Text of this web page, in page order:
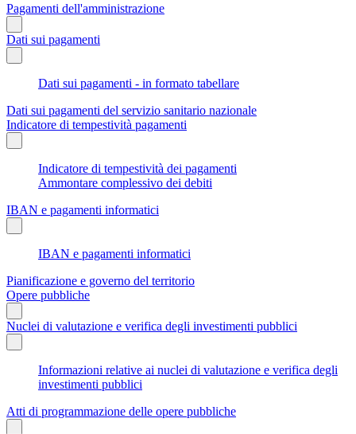
Pagamenti dell'amministrazione
Dati sui pagamenti
Dati sui pagamenti - in formato tabellare
Dati sui pagamenti del servizio sanitario nazionale
Indicatore di tempestività pagamenti
Indicatore di tempestività dei pagamenti
Ammontare complessivo dei debiti
IBAN e pagamenti informatici
IBAN e pagamenti informatici
Pianificazione e governo del territorio
Opere pubbliche
Nuclei di valutazione e verifica degli investimenti pubblici
Informazioni relative ai nuclei di valutazione e verifica degli
investimenti pubblici
Atti di programmazione delle opere pubbliche